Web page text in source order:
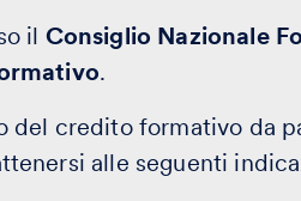
il Consiglio Nazionale
.
del credito formativo da
alle seguenti